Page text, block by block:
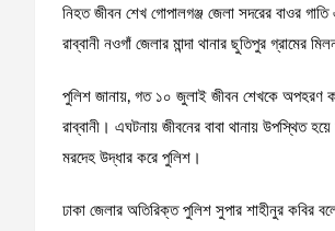
নিহত জীবন শেখ গোপালগঞ্জ জেলা সদরের বাওর
রাব্বানী নওগাঁ জেলার মান্দা থানার ছুতিপুর গ্রামের
পুলিশ জানায়, গত ১০ জুলাই জীবন শেখকে অপহরণ
রাব্বানী। এঘটনায় জীবনের বাবা থানায় উপস্থিত
মরদেহ উদ্ধার করে পুলিশ।
ঢাকা জেলার অতিরিক্ত পুলিশ সুপার শাহীনুর কবির